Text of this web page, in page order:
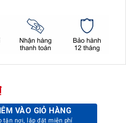
THẬT số lượng
VÀO GIỎ HÀNG